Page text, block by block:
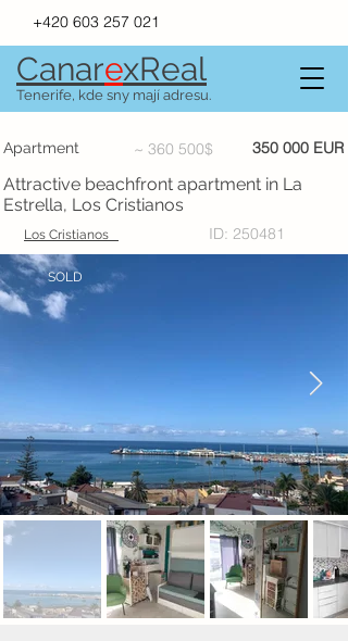
+420 603 257 021
CanarexReal
Tenerife, kde sny mají adresu.
Apartment ~ 360 500$ 350 000 EUR
Attractive beachfront apartment in La
Estrella, Los Cristianos
Los Cristianos ID: 250481
SOLD